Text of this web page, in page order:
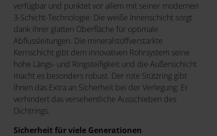
verfügbar und punktet vor allem mit seiner modernen
3-Schicht-Technologie: Die weiße Innenschicht sorgt
dank ihrer glatten Oberfläche für optimale
Abflussleitungen. Die mineralstoffverstärkte
Kernschicht gibt dem innovativen Rohrsystem seine
hohe Längs- und Ringsteifigkeit und die Außenschicht
macht es besonders robust. Der rote Stützring gibt
Ihnen das Extra an Sicherheit bei der Verlegung: Er
verhindert das versehentliche Ausschieben des
Dichtrings.
Sicherheit für viele Generationen